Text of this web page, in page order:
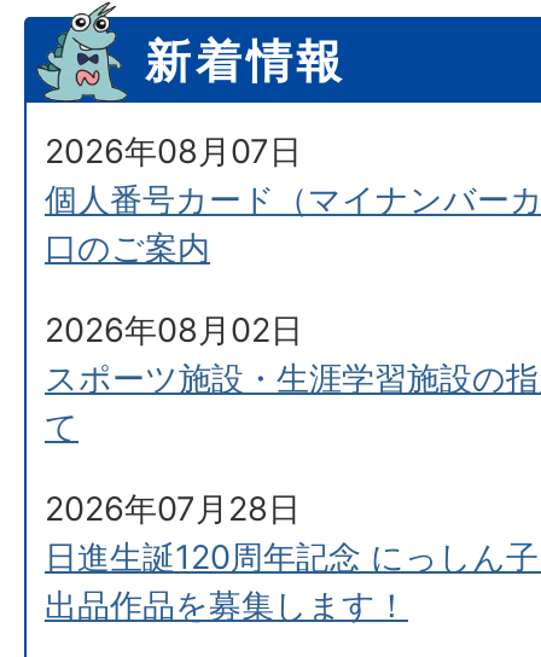
新着情報
2026年08月07日
個人番号カード（マイナンバー
口のご案内
2026年08月02日
スポーツ施設・生涯学習施設の
て
2026年07月28日
日進生誕120周年記念 にっしん
出品作品を募集します！